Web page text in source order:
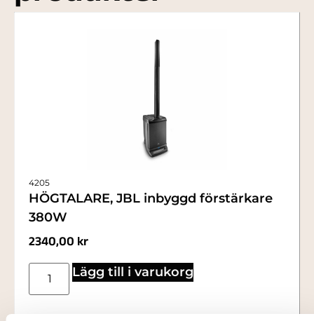
4205
HÖGTALARE, JBL inbyggd förstärkare
380W
2340,00 kr
Lägg till i varukorg